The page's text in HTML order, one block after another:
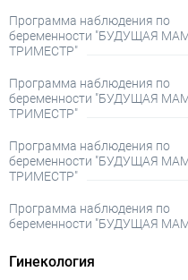
Программа наблюдения по
беременности "БУДУЩАЯ
ТРИМЕСТР"
Программа наблюдения по
беременности "БУДУЩАЯ
ТРИМЕСТР"
Программа наблюдения по
беременности "БУДУЩАЯ
ТРИМЕСТР"
Программа наблюдения по
беременности "БУДУЩАЯ
Гинекология